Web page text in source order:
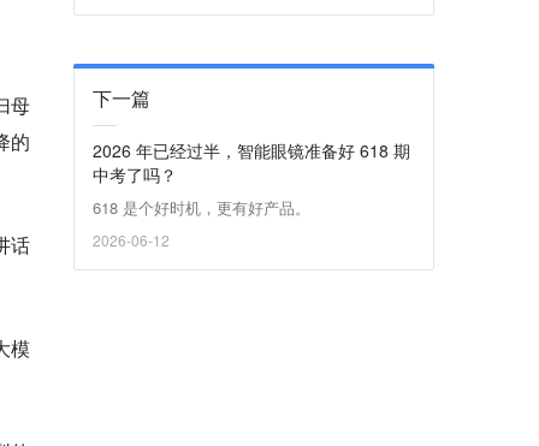
母
的
话
模
下一篇
2026 年已经过半，智能眼镜准备好 618 期
中考了吗？
618 是个好时机，更有好产品。
2026-06-12